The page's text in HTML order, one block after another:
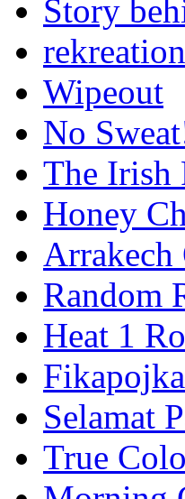
Story
Wipeout
No
The Irish
Honey
Arrakech
Random
Heat 1
Selamat
True